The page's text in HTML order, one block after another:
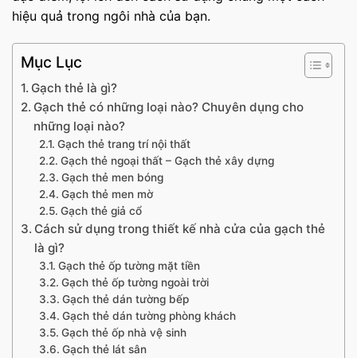
hiệu quả trong ngôi nhà của bạn.
Mục Lục
Gạch thẻ là gì?
Gạch thẻ có những loại nào? Chuyên dụng cho
những loại nào?
Gạch thẻ trang trí nội thất
Gạch thẻ ngoại thất – Gạch thẻ xây dựng
Gạch thẻ men bóng
Gạch thẻ men mờ
Gạch thẻ giả cổ
Cách sử dụng trong thiết kế nhà cửa của gạch thẻ
là gì?
Gạch thẻ ốp tường mặt tiền
Gạch thẻ ốp tường ngoài trời
Gạch thẻ dán tường bếp
Gạch thẻ dán tường phòng khách
Gạch thẻ ốp nhà vệ sinh
Gạch thẻ lát sân